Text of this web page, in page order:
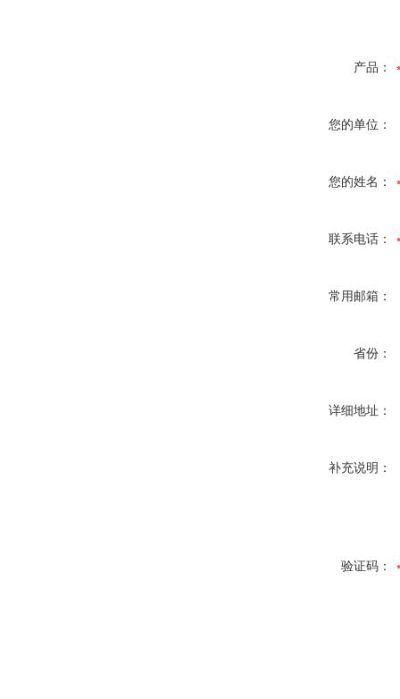
产品：
您的单位：
您的姓名：
联系电话：
常用邮箱：
省份：
详细地址：
补充说明：
验证码：